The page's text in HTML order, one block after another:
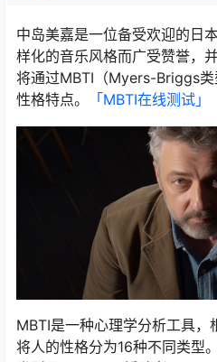
中岛美嘉是一位备受欢迎的日
样化的音乐风格而广受赞誉，
将通过MBTI（Myers-Briggs
性格特点。
「MBTI在线测试​」
MBTI是一种心理学分析工具
将人的性格分为16种不同类型